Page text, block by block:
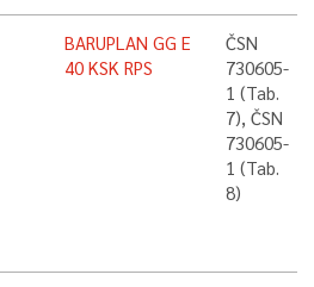
BARUPLAN GG E
40 KSK RPS
ČSN
730605-
1 (Tab.
7), ČSN
730605-
1 (Tab.
8)